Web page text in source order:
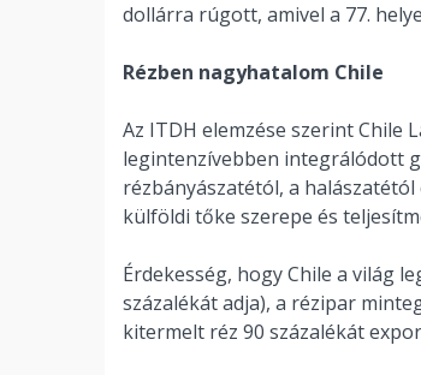
dollárra rúgott, amivel a 77.
Rézben nagyhatalom Chile
Az ITDH elemzése szerint Chile
legintenzívebben integrálódott
rézbányászatétól, a
külföldi tőke szerepe és
Érdekesség, hogy Chile a világ
százalékát adja), a rézipar
kitermelt réz 90 százalékát